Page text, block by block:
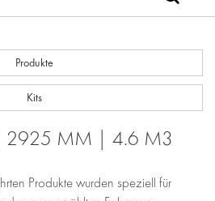
Produkte
Kits
2925 MM | 4.6 M3
Produkte wurden speziell für